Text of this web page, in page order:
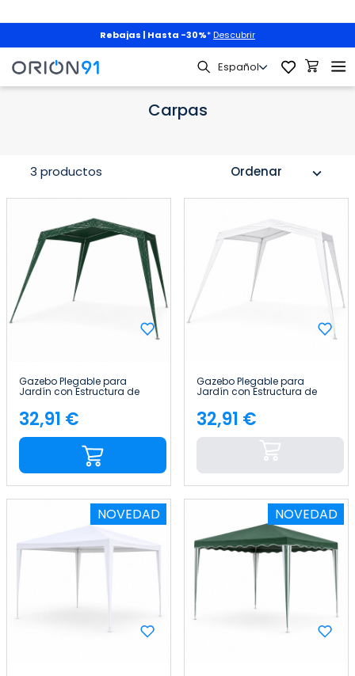
Rebajas | Hasta -30%* Descubrir
Jardín y Terraza
Carpas
Ordenar expand_more
3 productos
Gazebo Plegable para
Jardín con Estructura de
7house
Precio
32,91 €
Gazebo Plegable para
Jardín con Estructura de
7house
Precio
32,91 €
NOVEDAD NOVEDAD